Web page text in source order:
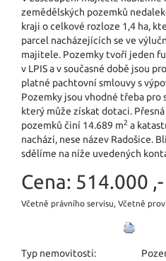
zemědělských pozemků
kraji o celkové rozloze 1,4 ha,
parcel nacházejících se ve
majitele. Pozemky tvoří jeden
v LPIS a v současné době jsou
platné pachtovní smlouvy s
Pozemky jsou vhodné třeba pro
který může získat dotaci.
pozemků činí 14.689 m2 a
nachází, nese název Radošice.
sdělíme na níže uvedených
Cena: 514.000 ,-
Včetně právního servisu, Včetně
Typ nemovitosti: